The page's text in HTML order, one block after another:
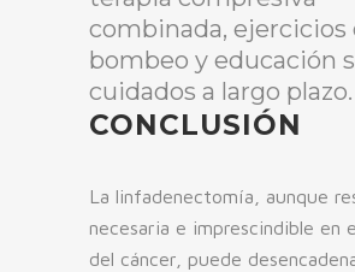
combinada, ejercicios
bombeo y educación
cuidados a largo plazo.
CONCLUSIÓN
La linfadenectomía, aunque
necesaria e imprescindible en
del cáncer, puede